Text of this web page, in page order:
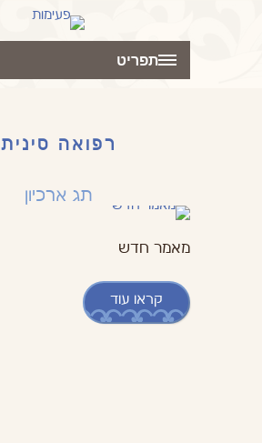
תפריט
רפואה סינית
תג ארכיון
מאמר חדש
קראו עוד